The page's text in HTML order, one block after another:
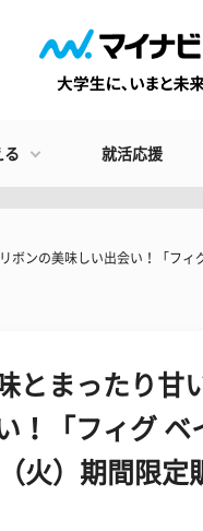
る 就活応援
ボンの美味しい出会い！「フ
とまったり甘
！「フィグ ベ
火）期間限